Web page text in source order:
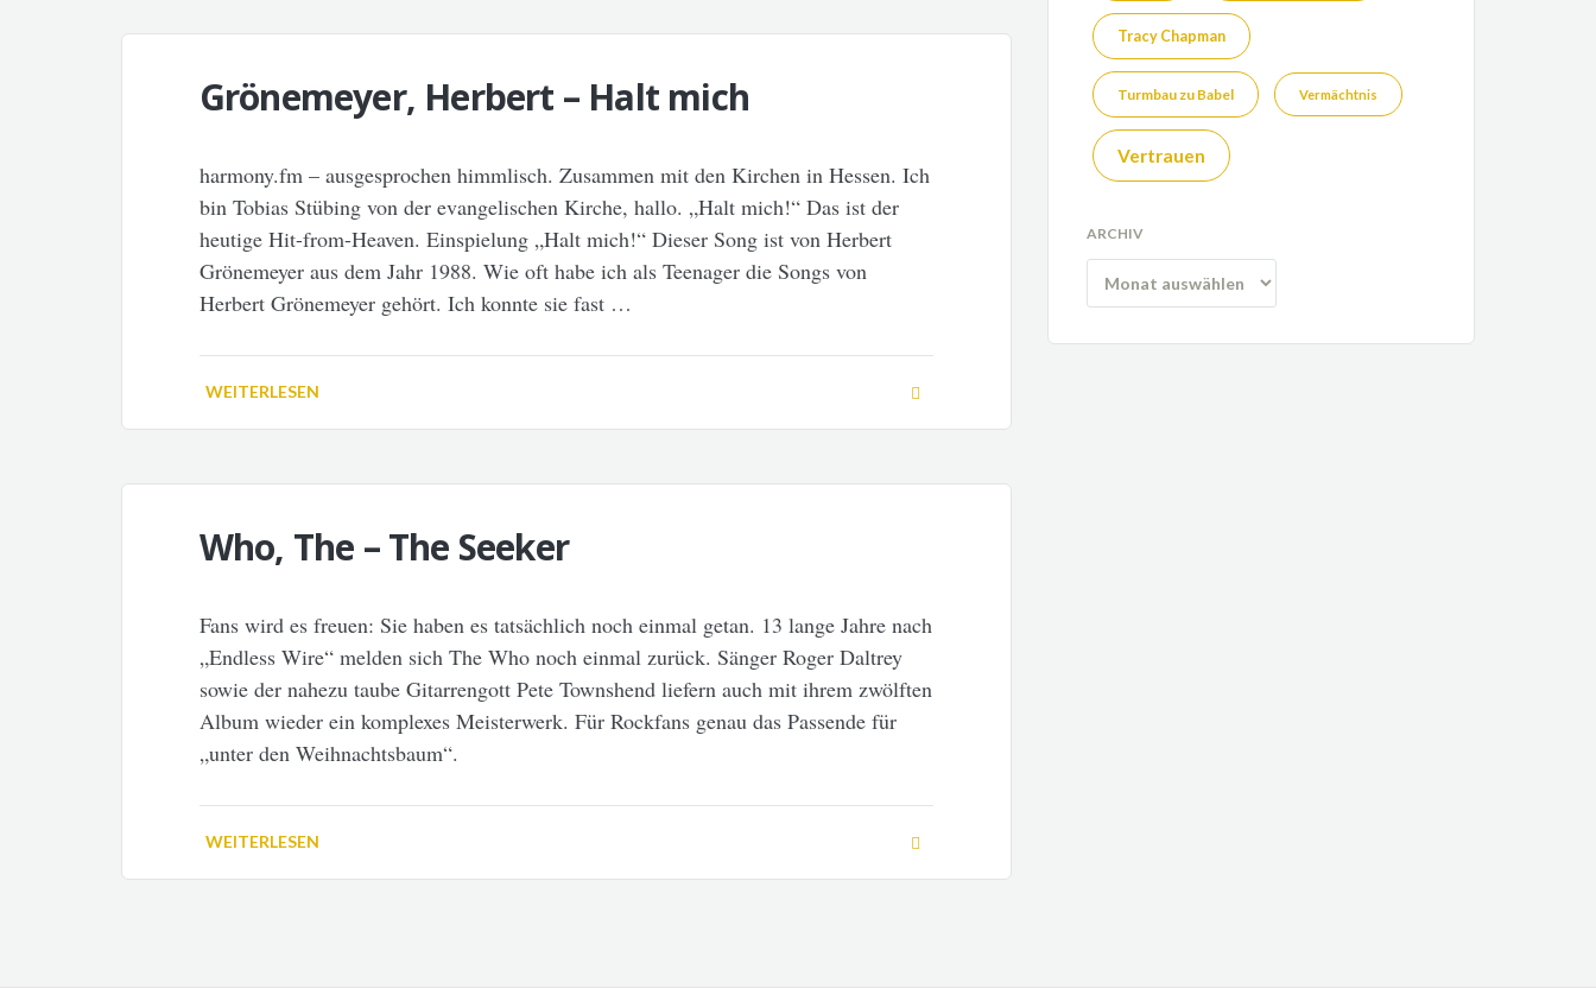
Grönemeyer, Herbert – Halt mich
harmony.fm – ausgesprochen himmlisch. Zusammen mit den Kirchen in Hessen. Ich
bin Tobias Stübing von der evangelischen Kirche, hallo. „Halt mich!“ Das ist der
heutige Hit-from-Heaven. Einspielung „Halt mich!“ Dieser Song ist von Herbert
Grönemeyer aus dem Jahr 1988. Wie oft habe ich als Teenager die Songs von
Herbert Grönemeyer gehört. Ich konnte sie fast …
WEITERLESEN
Who, The – The Seeker
Fans wird es freuen: Sie haben es tatsächlich noch einmal getan. 13 lange Jahre nach
„Endless Wire“ melden sich The Who noch einmal zurück. Sänger Roger Daltrey
sowie der nahezu taube Gitarrengott Pete Townshend liefern auch mit ihrem zwölften
Album wieder ein komplexes Meisterwerk. Für Rockfans genau das Passende für
„unter den Weihnachtsbaum“.
WEITERLESEN
Tracy Chapman
Turmbau zu Babel Vermächtnis
Vertrauen
ARCHIV